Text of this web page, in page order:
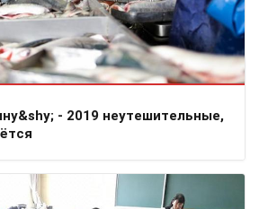
- 2019 неутешительные,